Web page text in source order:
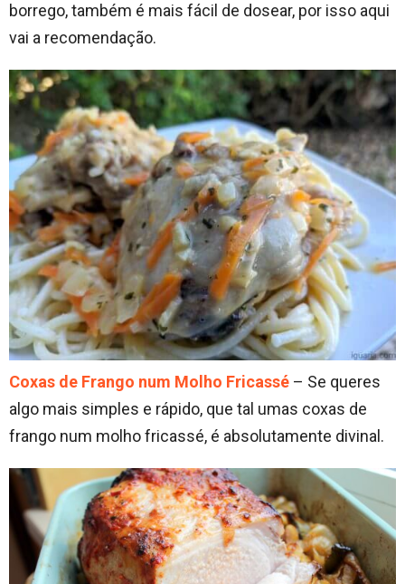
borrego, também é mais fácil de dosear, por isso aqui
vai a recomendação.
Coxas de Frango num Molho Fricassé – Se queres
algo mais simples e rápido, que tal umas coxas de
frango num molho fricassé, é absolutamente divinal.